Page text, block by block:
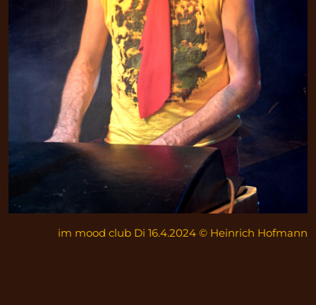
im mood club Di 16.4.2024 © Heinrich Hofmann